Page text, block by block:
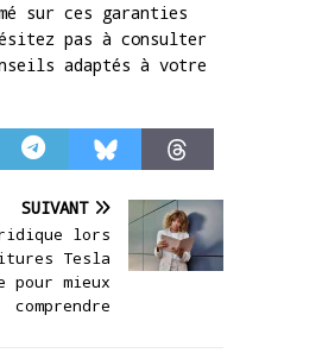
sur ces garanties
pas à consulter
adaptés à votre
SUIVANT
lors
Tesla
pour mieux
comprendre